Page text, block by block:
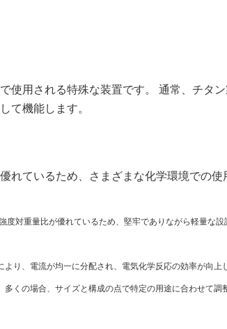
使用される特殊な装置です。 通常、チタ
て機能します。
れているため、さまざまな化学環境での使
度対重量比が優れているため、堅牢でありながら軽量な
より、電流が均一に分配され、電気化学反応の効率が向上
多くの場合、サイズと構成の点で特定の用途に合わせて調